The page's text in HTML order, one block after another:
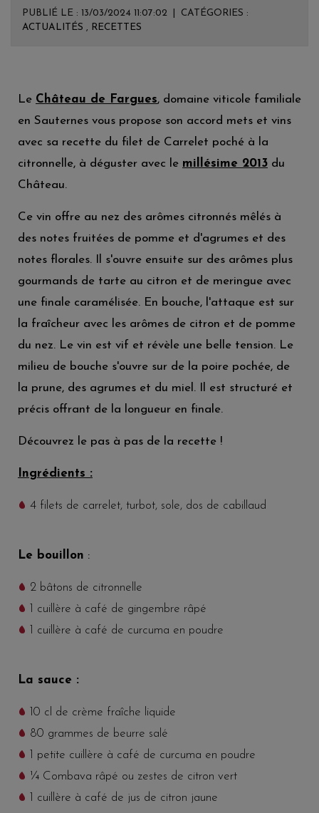
PUBLIÉ LE : 13/03/2024 11:07:02 | CATÉGORIES :
ACTUALITÉS , RECETTES
Le Château de Fargues, domaine viticole familiale
en Sauternes vous propose son accord mets et vins
avec sa recette du filet de Carrelet poché à la
citronnelle, à déguster avec le millésime 2013 du
Château.
Ce vin offre au nez des arômes citronnés mêlés à
des notes fruitées de pomme et d'agrumes et des
notes florales. Il s'ouvre ensuite sur des arômes plus
gourmands de tarte au citron et de meringue avec
une finale caramélisée. En bouche, l'attaque est sur
la fraîcheur avec les arômes de citron et de pomme
du nez. Le vin est vif et révèle une belle tension. Le
milieu de bouche s'ouvre sur de la poire pochée, de
la prune, des agrumes et du miel. Il est structuré et
précis offrant de la longueur en finale.
Découvrez le pas à pas de la recette !
Ingrédients :
4 filets de carrelet, turbot, sole, dos de cabillaud
Le bouillon :
2 bâtons de citronnelle
1 cuillère à café de gingembre râpé
1 cuillère à café de curcuma en poudre
La sauce :
10 cl de crème fraîche liquide
80 grammes de beurre salé
1 petite cuillère à café de curcuma en poudre
¼ Combava râpé ou zestes de citron vert
1 cuillère à café de jus de citron jaune